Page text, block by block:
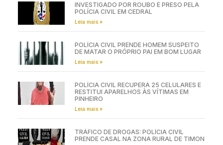
INVESTIGADO POR ROUBO É PRESO PELA
POLÍCIA CIVIL EM CEDRAL
Leia mais »
POLÍCIA CIVIL PRENDE HOMEM SUSPEITO
DE MATAR O PRÓPRIO PAI EM BOM LUGAR
Leia mais »
POLÍCIA CIVIL RECUPERA 25 CELULARES E
RESTITUI APARELHOS ÀS VÍTIMAS EM
PINHEIRO
Leia mais »
TRÁFICO DE DROGAS: POLÍCIA CIVIL
PRENDE CASAL NA ZONA RURAL DE TIMON